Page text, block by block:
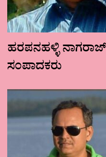
ಹರಪನಹಳ್ಳಿ
ಸಂಪಾದಕರು